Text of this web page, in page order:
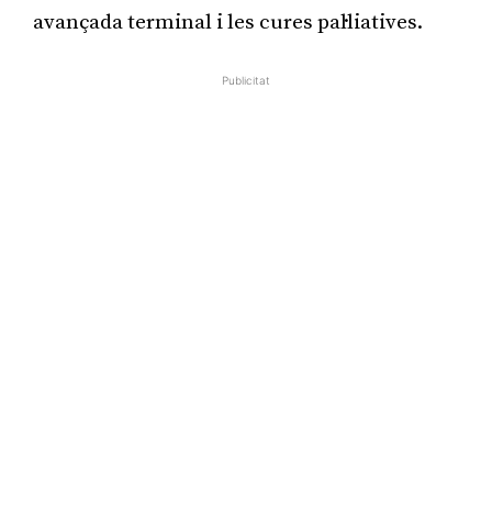
avançada terminal i les cures pal·liatives.
Publicitat